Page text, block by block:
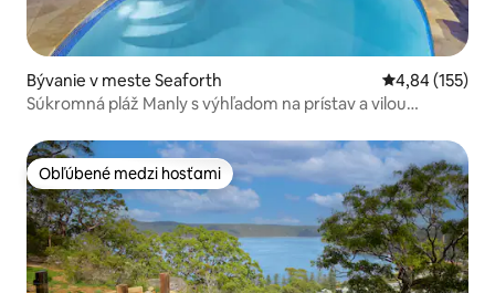
Bývanie v meste Seaforth Priemerné
4,84 (155)
Súkromná pláž Manly s výhľadom na prístav a vilou
Obľúbené medzi hosťami
Obľúbené medzi hosťami